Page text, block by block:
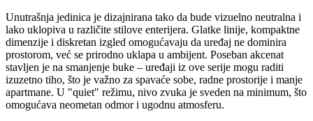
Unutrašnja jedinica je dizajnirana tako da bude vizuelno neutralna i
lako uklopiva u različite stilove enterijera. Glatke linije, kompaktne
dimenzije i diskretan izgled omogućavaju da uređaj ne dominira
prostorom, već se prirodno uklapa u ambijent. Poseban akcenat
stavljen je na smanjenje buke – uređaji iz ove serije mogu raditi
izuzetno tiho, što je važno za spavaće sobe, radne prostorije i manje
apartmane. U "quiet" režimu, nivo zvuka je sveden na minimum, što
omogućava neometan odmor i ugodnu atmosferu.